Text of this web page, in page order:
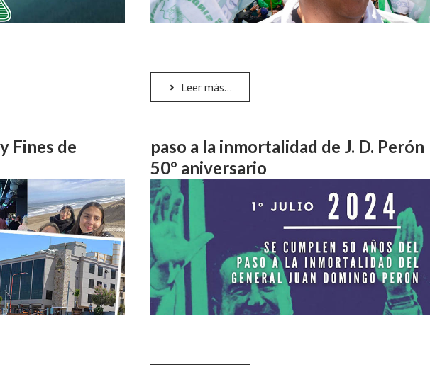
Leer más...
Fines de
paso a la inmortalidad de J. D. Perón
50º aniversario